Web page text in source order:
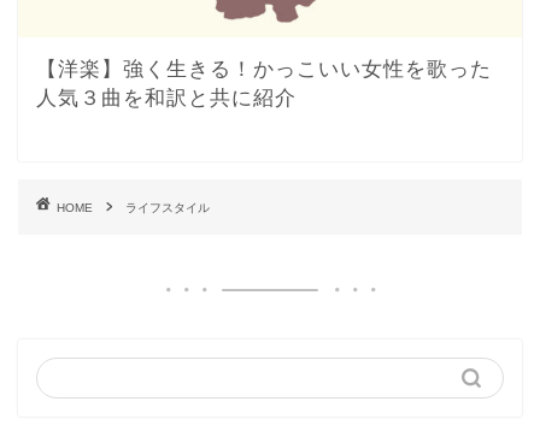
【洋楽】強く生きる！かっこいい女性を歌った
人気３曲を和訳と共に紹介
HOME ライフスタイル